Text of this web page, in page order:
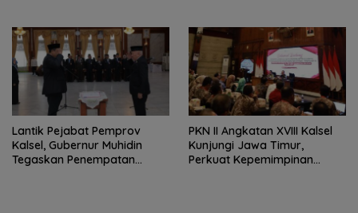
Lantik Pejabat Pemprov
Kalsel, Gubernur Muhidin
Tegaskan Penempatan
PKN II Angkatan XVIII Kalsel
Kunjungi Jawa Timur,
Perkuat Kepemimpinan